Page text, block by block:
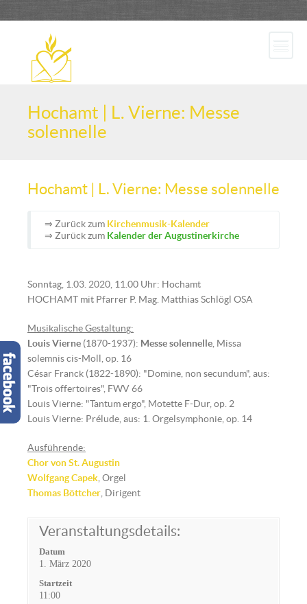
Hochamt | L. Vierne: Messe
solennelle
Hochamt | L. Vierne: Messe solennelle
⇒ Zurück zum Kirchenmusik-Kalender
⇒ Zurück zum Kalender der Augustinerkirche
Sonntag, 1.03. 2020, 11.00 Uhr: Hochamt
HOCHAMT mit Pfarrer P. Mag. Matthias Schlögl OSA
Musikalische Gestaltung:
Louis Vierne (1870-1937): Messe solennelle , Missa
solemnis cis-Moll, op. 16
César Franck (1822-1890): "Domine, non secundum", aus:
"Trois offertoires", FWV 66
Louis Vierne: "Tantum ergo", Motette F-Dur, op. 2
Louis Vierne: Prélude, aus: 1. Orgelsymphonie, op. 14
Ausführende:
Chor von St. Augustin
Wolfgang Capek , Orgel
Thomas Böttcher , Dirigent
Veranstaltungsdetails:
Datum
1. März 2020
Startzeit
11:00